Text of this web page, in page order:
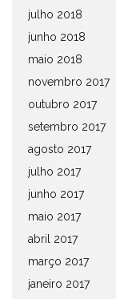
julho 2018
junho 2018
maio 2018
novembro 2017
outubro 2017
setembro 2017
agosto 2017
julho 2017
junho 2017
maio 2017
abril 2017
março 2017
janeiro 2017